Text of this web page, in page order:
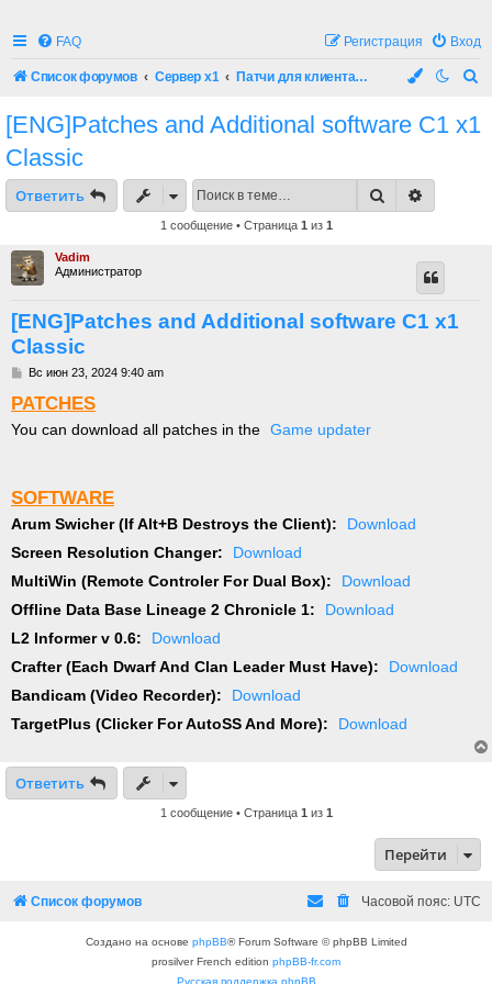
FAQ Вход
Регистрация
Список форумов Сервер x1 Патчи для клиента и софт
и
[ENG]Patches and Additional software C1 x1
Classic
Ответить Поиск
1 сообщение • Страница 1 из 1
Vadim
Администратор
[ENG]Patches and Additional software C1 x1
Classic
С
о
б
щ
Вс июн 23, 2024 9:40 am
PATCHES
You can download all patches in the Game updater
SOFTWARE
Arum Swicher (If Alt+B Destroys the Client):
Download
Screen Resolution Changer:
Download
MultiWin (Remote Controler For Dual Box):
Download
Offline Data Base Lineage 2 Chronicle 1:
Download
L2 Informer v 0.6:
Download
Crafter (Each Dwarf And Clan Leader Must Have):
Download
Bandicam (Video Recorder):
Download
TargetPlus (Clicker For AutoSS And More):
Download
Ответить
1 сообщение • Страница 1 из 1
Перейти
Список форумов Часовой пояс: UTC
Создано на основе phpBB® Forum Software © phpBB Limited
prosilver French edition phpBB-fr.com
Русская поддержка phpBB